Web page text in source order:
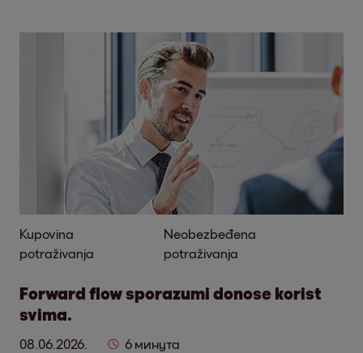
Kupovina
potraživanja
Neobezbeđena
potraživanja
Forward flow sporazumi donose korist
svima.
08.06.2026. 6 минута